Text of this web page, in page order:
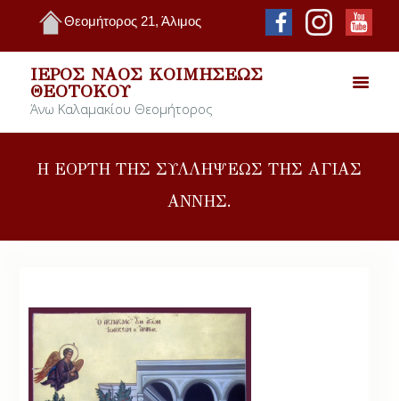
Θεομήτορος 21, Άλιμος
ΙΕΡΌΣ ΝΑΌΣ ΚΟΙΜΉΣΕΩΣ
ΘΕΟΤΌΚΟΥ
Άνω Καλαμακίου Θεομήτορος
Η ΕΟΡΤΗ ΤΗΣ ΣΥΛΛΗΨΕΩΣ ΤΗΣ ΑΓΙΑΣ
ΑΝΝΗΣ.